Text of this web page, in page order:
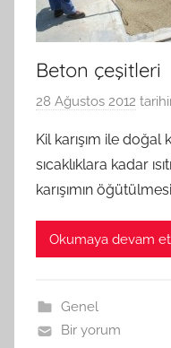
Beton çeşitleri
28 Ağustos 2012
Kil karışım ile doğal
sıcaklıklara kadar
karışımın
Okumaya devam et
Genel
Bir yorum